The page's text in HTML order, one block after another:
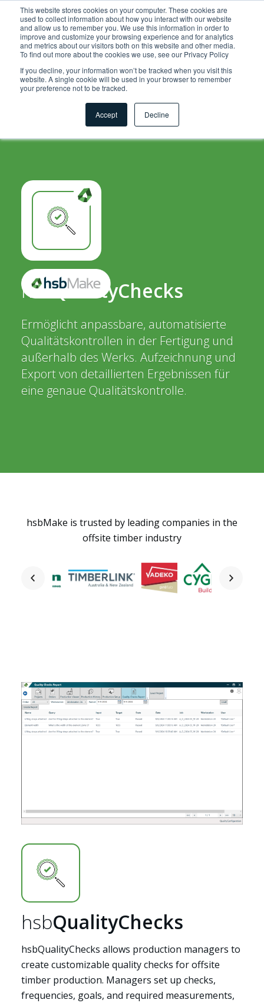
This website stores cookies on your computer. These cookies are
used to collect information about how you interact with our website
and allow us to remember you. We use this information in order to
improve and customize your browsing experience and for analytics
and metrics about our visitors both on this website and other media.
To find out more about the cookies we use, see our Privacy Policy
If you decline, your information won’t be tracked when you visit this
website. A single cookie will be used in your browser to remember
your preference not to be tracked.
Accept Decline
.grid-toolsets.share .toolset-tile:first-of-type{ background-
color:#F6A81C; }
Startseite
hsbQualityChecks
Ermöglicht anpassbare, automatisierte
Qualitätskontrollen in der Fertigung und
außerhalb des Werks. Aufzeichnung und
Export von detaillierten Ergebnissen für
eine genaue Qualitätskontrolle.
hsbMake is trusted by leading companies in the
offsite timber industry
hsbQualityChecks
hsbQualityChecks allows production managers to
create customizable quality checks for offsite
timber production. Managers set up checks,
frequencies, goals, and required measurements,